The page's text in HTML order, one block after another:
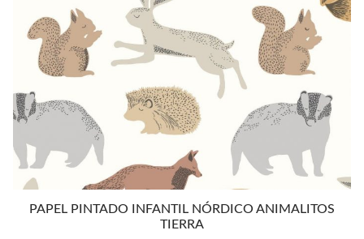
PAPEL PINTADO INFANTIL NÓRDICO ANIMALITOS
TIERRA